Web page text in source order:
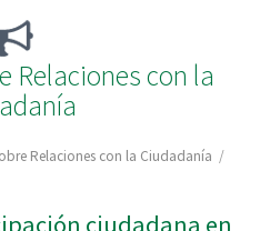
Relaciones con la
Relaciones con la Ciudadanía /
ciudadana en